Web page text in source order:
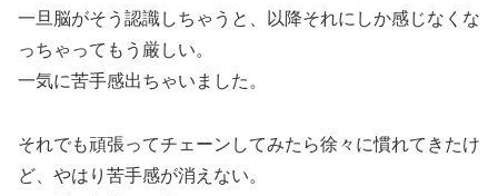
一旦脳がそう認識しちゃうと、以降それにしか感じなくな
っちゃってもう厳しい。
一気に苦手感出ちゃいました。
それでも頑張ってチェーンしてみたら徐々に慣れてきたけ
ど、やはり苦手感が消えない。